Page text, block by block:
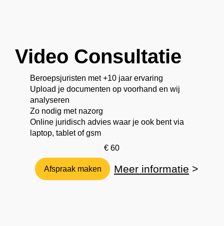
Begin
jouw
recht bij
Video Consultatie
Beroepsjuristen met +10 jaar ervaring
Upload je documenten op voorhand en wij
analyseren
Zo nodig met nazorg
Online juridisch advies waar je ook bent via
laptop, tablet of gsm
€ 60
Afspraak maken Meer informatie >